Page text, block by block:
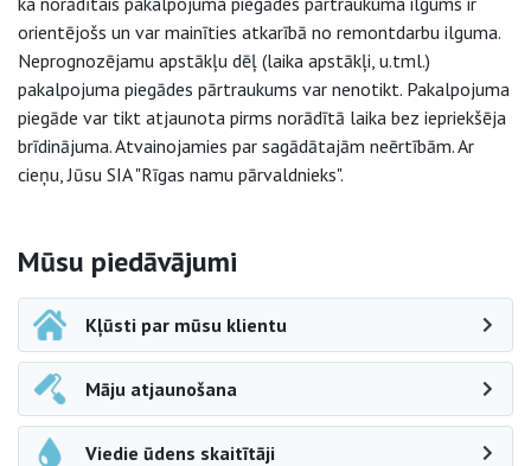
orientējošs un var mainīties atkarībā no remontdarbu ilguma.
Neprognozējamu apstākļu dēļ (laika apstākļi, u.tml.)
pakalpojuma piegādes pārtraukums var nenotikt. Pakalpojuma
piegāde var tikt atjaunota pirms norādītā laika bez iepriekšēja
brīdinājuma. Atvainojamies par sagādātajām neērtībām. Ar
cieņu, Jūsu SIA "Rīgas namu pārvaldnieks".
Sāna navigācija
Mūsu piedāvājumi
Kļūsti par mūsu klientu
Māju atjaunošana
Viedie ūdens skaitītāji